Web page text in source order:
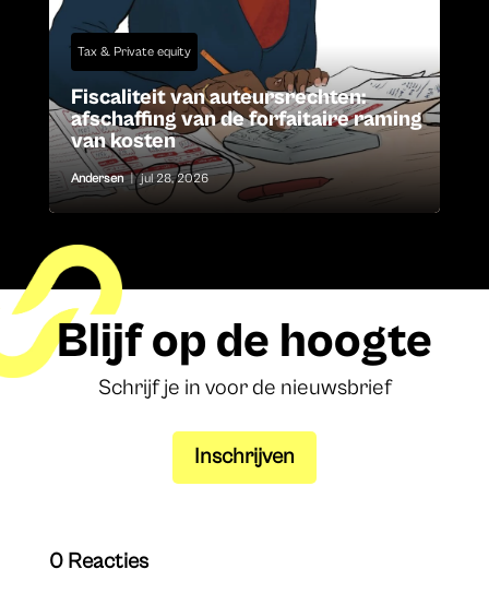
Tax & Private equity
Fiscaliteit van auteursrechten:
afschaffing van de forfaitaire raming
van kosten
Andersen | jul 28, 2026
Blijf op de hoogte
Schrijf je in voor de nieuwsbrief
Inschrijven
0 Reacties